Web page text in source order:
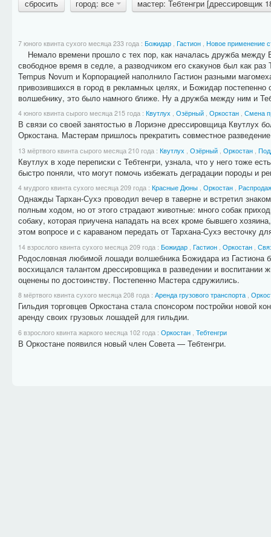
сбросить
город: все мастер: Тебтенгри [дрессировщик
7 юного квинта сухого месяца 233 года : Божидар, Гастион, Новое применение
Немало времени прошло с тех пор, как началась дружба между
свободное время в седле, а разводчиком его скакунов был как
Tempus Novum и Корпорацией наполнило Гастион разными
привозившихся в город в рекламных целях, и Божидар
волшебнику, это было намного ближе. Ну а дружба между ним и
4 юного квинта сырого месяца 215 года : Квутлух, Озёрный, Оркостан, Смена
В связи со своей занятостью в Лориэне дрессировщица Квутлух
Оркостана. Мастерам пришлось прекратить совместное
13 мёртвого квинта сырого месяца 210 года : Квутлух Озёрный, Оркостан,
Квутлух в ходе переписки с Тебтенгри, узнала, что у него тоже
быстро поняли, что могут помочь избежать деградации породы и
4 мудрого квинта сухого месяца 209 года : Красные Дюны, Оркостан,
Однажды Тархан-Сухэ проводил вечер в таверне и встретил
полным ходом, но от этого страдают животные: много собак
собаку, которая приучена нападать на всех кроме бывшего
этом вопросе и с караваном передать от Тархана-Сухэ весточку
14 взрослого квинта сухого месяца 209 года : Божидар, Гастион, Оркостан,
Родословная любимой лошади волшебника Божидара из Гастиона
восхищался талантом дрессировщика в разведении и воспитании
оценены по достоинству. Постепенно Мастера сдружились.
8 мёртвого квинта сухого месяца 208 года : Аренда грузового транспорта,
Гильдия торговцев Оркостана стала спонсором постройки новой
аренду своих грузовых лошадей для гильдии.
6 взрослого квинта жаркого месяца 102 года : Оркостан, Тебтенгри
В Оркостане появился новый член Совета — Тебтенгри.